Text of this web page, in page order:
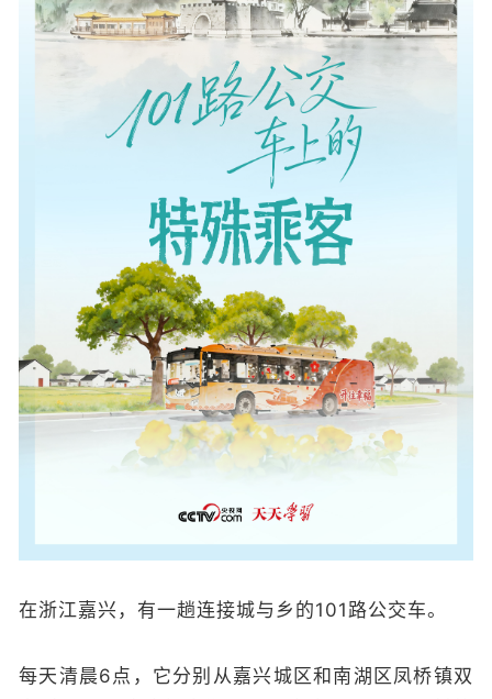
在浙江嘉兴，有一趟连接城与乡的101路公交车。
每天清晨6点，它分别从嘉兴城区和南湖区凤桥镇双